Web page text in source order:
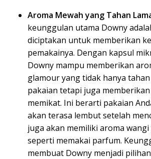
Aroma Mewah yang Tahan
keunggulan utama Downy
diciptakan untuk memberikan
pemakainya. Dengan kapsul
Downy mampu memberikan
glamour yang tidak hanya
pakaian tetapi juga
memikat. Ini berarti pakaian
akan terasa lembut setelah
juga akan memiliki aroma
seperti memakai parfum.
membuat Downy menjadi